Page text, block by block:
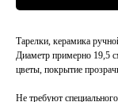
Тарелки, керамика
Диаметр примерно 19,5
цветы, покрытие
Не требуют